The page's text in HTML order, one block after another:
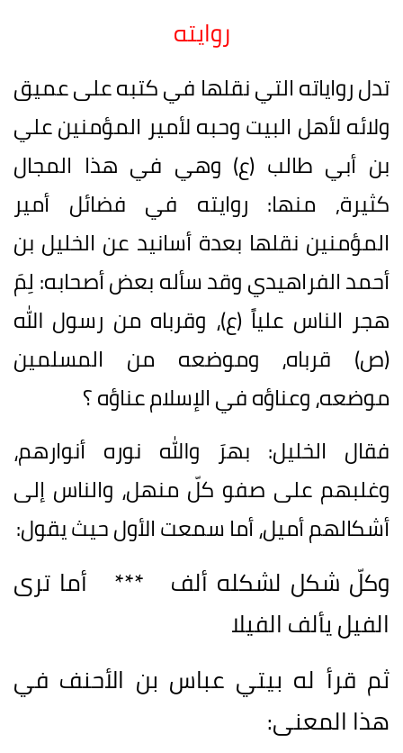
روايته
تدل رواياته التي نقلها في كتبه على عميق
ولائه لأهل البيت وحبه لأمير المؤمنين علي
بن أبي طالب (ع) وهي في هذا المجال
كثيرة, منها: روايته في فضائل أمير
المؤمنين نقلها بعدة أسانيد عن الخليل بن
أحمد الفراهيدي وقد سأله بعض أصحابه: لِمَ
هجر الناس علياً (ع)، وقرباه من رسول الله
(ص) قرباه، وموضعه من المسلمين
موضعه، وعناؤه في الإسلام عناؤه ؟
فقال الخليل: بهرَ والله نوره أنوارهم،
وغلبهم على صفو كلّ منهل، والناس إلى
أشكالهم أميل، أما سمعت الأول حيث يقول:
وكلّ شكل لشكله ألف *** أما ترى
الفيل يألف الفيلا
ثم قرأ له بيتي عباس بن الأحنف في
هذا المعنى: